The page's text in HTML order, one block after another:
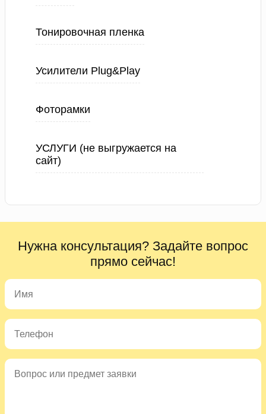
Тонировочная пленка
Усилители Plug&Play
Фоторамки
УСЛУГИ (не выгружается на
сайт)
Нужна консультация? Задайте вопрос
прямо сейчас!